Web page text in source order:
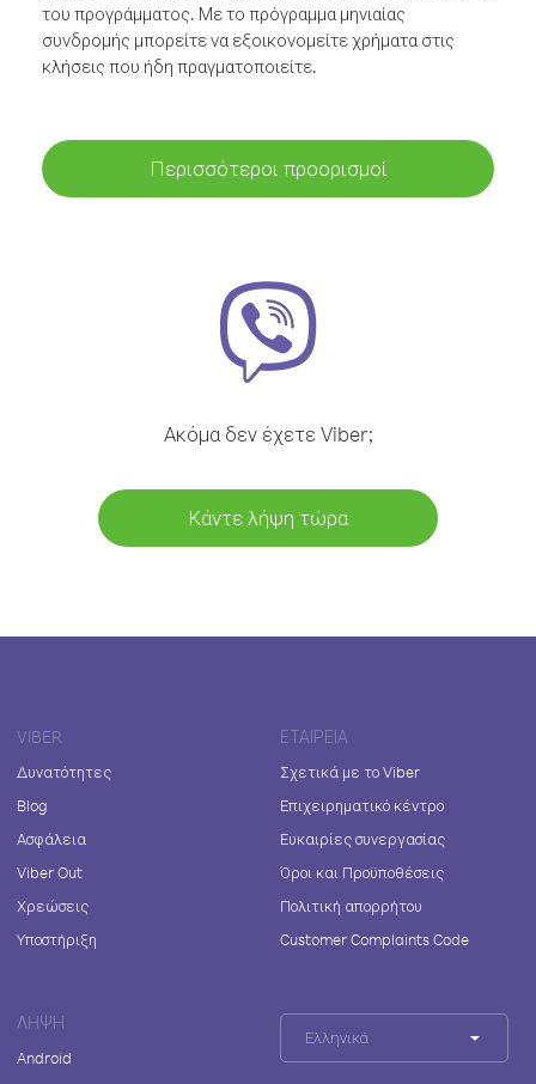
του προγράμματος. Με το πρόγραμμα μηνιαίας
συνδρομής μπορείτε να εξοικονομείτε χρήματα στις
κλήσεις που ήδη πραγματοποιείτε.
Περισσότεροι προορισμοί
Ακόμα δεν έχετε Viber;
Κάντε λήψη τώρα
VIBER
Δυνατότητες
Blog
Ασφάλεια
Viber Out
Χρεώσεις
Υποστήριξη
ΕΤΑΙΡΕΊΑ
Σχετικά με το Viber
Επιχειρηματικό κέντρο
Ευκαιρίες συνεργασίας
Όροι και Προϋποθέσεις
Πολιτική απορρήτου
Customer Complaints Code
ΛΉΨΗ
Android
Ελληνικά